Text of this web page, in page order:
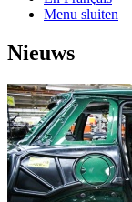
Menu sluiten
Nieuws